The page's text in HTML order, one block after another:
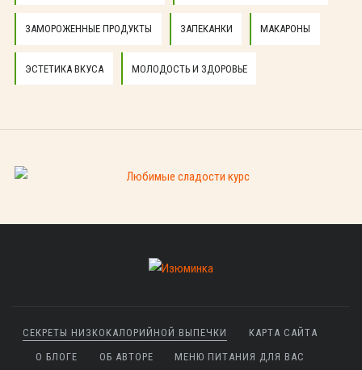
ЗАМОРОЖЕННЫЕ ПРОДУКТЫ ЗАПЕКАНКИ МАКАРОНЫ
ЭСТЕТИКА ВКУСА МОЛОДОСТЬ И ЗДОРОВЬЕ
СЕКРЕТЫ НИЗКОКАЛОРИЙНОЙ ВЫПЕЧКИ КАРТА САЙТА
О БЛОГЕ ОБ АВТОРЕ МЕНЮ ПИТАНИЯ ДЛЯ ВАС